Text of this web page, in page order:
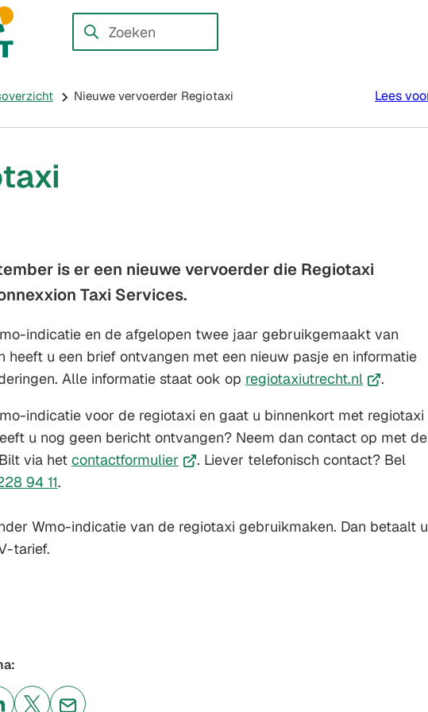
Bilt
naar een externe website)
Zoeken
Wanneer
kun
omhoog
en
te
gebruiken.
Gebruik
enter-
toets
om
te
Nieuwe vervoerder Regiotaxi Lees
is er een nieuwe vervoerder die Regiotaxi
Taxi Services.
indicatie en de afgelopen twee jaar gebruikgemaakt van
heeft u een brief ontvangen met een nieuw pasje en informatie
Alle informatie staat ook op regiotaxiutrecht.nl(Verwijst
een
externe
website)
.
indicatie voor de regiotaxi en gaat u binnenkort met regiotaxi
u nog geen bericht ontvangen? Neem dan contact op met de
via het contactformulier (Verwijst
externe
. Liever telefonisch contact? Bel
94 11(Verwijst
een
.
Wmo-indicatie van de regiotaxi gebruikmaken. Dan betaalt u
tarief.